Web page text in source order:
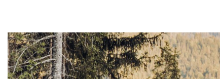
AIDE ET INFORMATIONS
Au sujet de rent easy
Online Check in
Partenaires commerciaux
Contact
Protection de vos
Mentions légales